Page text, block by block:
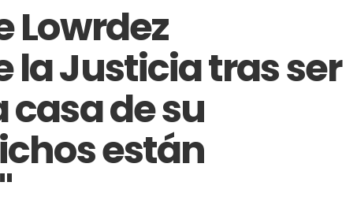
Lowrdez
la Justicia tras ser
de su
están